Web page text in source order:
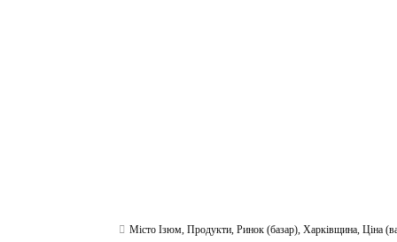
Місто Ізюм,Продукти,Ринок (базар),Харківщина,Ціна